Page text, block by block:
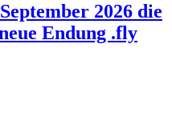
2026 die
Endung .fly